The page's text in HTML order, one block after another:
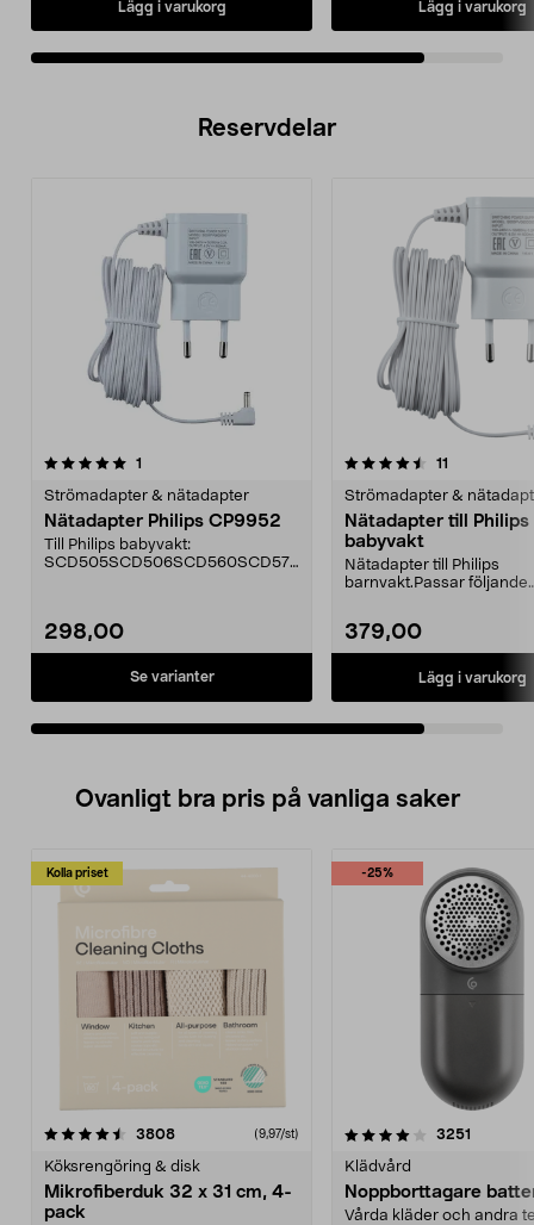
Lägg i varukorg Lägg i varukorg
Reservdelar
1
Strömadapter & nätadapter
Nätadapter Philips CP9952
Till Philips babyvakt:
SCD505SCD506SCD560SCD57
298,00
Se varianter
4.5av 5 stjärnor 11
Strömadapter &
Nätadapter till Philips
babyvakt
Nätadapter till Philips
barnvakt.Passar följande
379,00
Lägg i varukorg
Ovanligt bra pris på vanliga saker
Kolla priset
3808recensioner (9,97/st)
Köksrengöring & disk
Mikrofiberduk 32 x 31 cm, 4-
pack
-25%
4.0av 5 stjärnor 3251
Klädvård
Noppborttagare
Vårda kläder och andra
4.5av 5 stjärnor